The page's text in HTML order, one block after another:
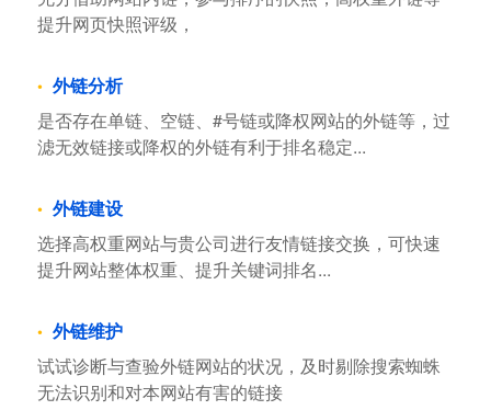
提升网页快照评级，
外链分析
是否存在单链、空链、#号链或降权网站的外链等，过
滤无效链接或降权的外链有利于排名稳定...
外链建设
选择高权重网站与贵公司进行友情链接交换，可快速
提升网站整体权重、提升关键词排名...
外链维护
试试诊断与查验外链网站的状况，及时剔除搜索蜘蛛
无法识别和对本网站有害的链接